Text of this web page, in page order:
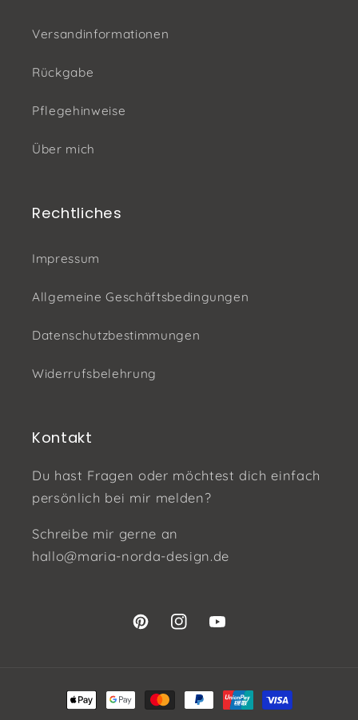
Versandinformationen
Rückgabe
Pflegehinweise
Über mich
Rechtliches
Impressum
Allgemeine Geschäftsbedingungen
Datenschutzbestimmungen
Widerrufsbelehrung
Kontakt
Du hast Fragen oder möchtest dich einfach
persönlich bei mir melden?
Schreibe mir gerne an
hallo@maria-norda-design.de
PinterestInstagramYouTube
Zahlungsmethoden